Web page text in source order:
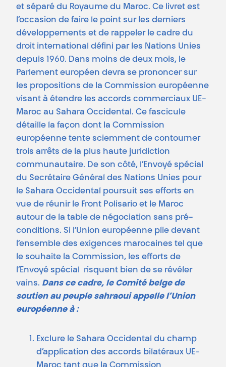
et séparé du Royaume du Maroc. Ce livret est
l’occasion de faire le point sur les derniers
développements et de rappeler le cadre du
droit international défini par les Nations Unies
depuis 1960. Dans moins de deux mois, le
Parlement européen devra se prononcer sur
les propositions de la Commission européenne
visant à étendre les accords commerciaux UE-
Maroc au Sahara Occidental. Ce fascicule
détaille la façon dont la Commission
européenne tente sciemment de contourner
trois arrêts de la plus haute juridiction
communautaire. De son côté, l’Envoyé spécial
du Secrétaire Général des Nations Unies pour
le Sahara Occidental poursuit ses efforts en
vue de réunir le Front Polisario et le Maroc
autour de la table de négociation sans pré-
conditions. Si l’Union européenne plie devant
l’ensemble des exigences marocaines tel que
le souhaite la Commission, les efforts de
l’Envoyé spécial risquent bien de se révéler
vains. Dans ce cadre, le Comité belge de
soutien au peuple sahraoui appelle l’Union
européenne à :
Exclure le Sahara Occidental du champ
d’application des accords bilatéraux UE-